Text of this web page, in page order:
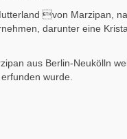
von Marzipan,
darunter eine
aus Berlin-Neukölln
wurde.